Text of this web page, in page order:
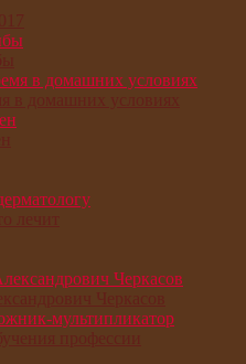
в домашних условиях
лечит
Черкасов
профессии